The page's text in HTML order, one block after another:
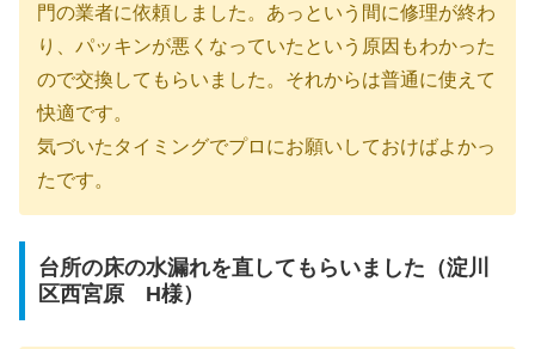
門の業者に依頼しました。あっという間に修理が終わ
り、パッキンが悪くなっていたという原因もわかった
ので交換してもらいました。それからは普通に使えて
快適です。
気づいたタイミングでプロにお願いしておけばよかっ
たです。
台所の床の水漏れを直してもらいました（淀川
区西宮原 H様）